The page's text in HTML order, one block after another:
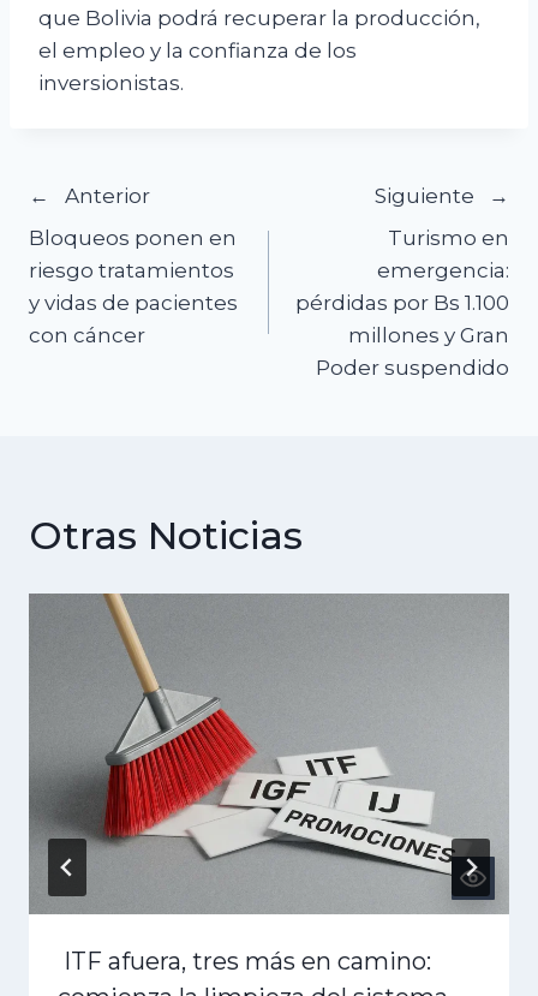
que Bolivia podrá recuperar la producción,
el empleo y la confianza de los
inversionistas.
Navegación
de
entradas
Anterior
Bloqueos ponen en
riesgo tratamientos
y vidas de pacientes
con cáncer
Siguiente
Turismo en
emergencia:
pérdidas por Bs 1.100
millones y Gran
Poder suspendido
Otras Noticias
ITF afuera, tres más en camino: